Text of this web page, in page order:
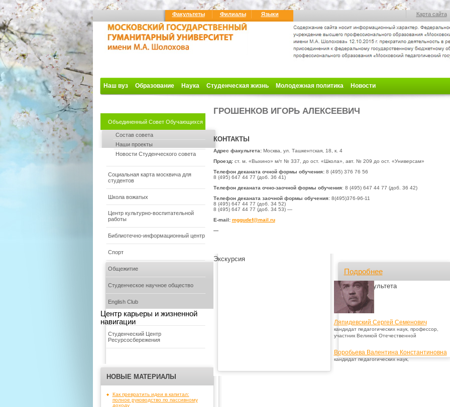
Факультеты Филиалы Языки Карта сайта
Наш вуз Образование Наука Студенческая жизнь Молодежная политика Новости
Объединенный Совет Обучающихся
Состав совета
Наши проекты
Новости Студенческого совета
Социальная карта москвича для
студентов
Школа вожатых
Центр культурно-воспитательной
работы
Библиотечно-информационный центр
Спорт
Общежитие
Студенческое научное общество
English Club
Центр карьеры и жизненной
навигации
Студенческий Центр
Ресурсосбережения
НОВЫЕ МАТЕРИАЛЫ
Как превратить идеи в капитал:
полное руководство по пассивному
доходу
ГРОШЕНКОВ ИГОРЬ АЛЕКСЕЕВИЧ
КОНТАКТЫ
Адрес факультета:Москва, ул. Ташкентская, 18, к. 4
Проезд:ст. м. «Выхино» м/т № 337, до ост. «Школа», авт. № 209 до ост. «Универсам»
Телефон деканата очной формы обучения: 8 (495) 376 76 56
8 (495) 647 44 77 (доб. 36 41)
Телефон деканата очно-заочной формы обучения: 8 (495) 647 44 77 (доб. 36 42)
Телефон деканата заочной формы обучения: 8(495)376-96-11
8 (495) 647 44 77 (доб. 34 52)
8 (495) 647 44 77 (доб. 34 53)—
E-mail: mggudef@mail.ru
—
Экскурсия
Подробнее
Лица факультета
Ляпидевский Сергей Семенович
кандидат педагогических наук, профессор,
участник Великой Отечественной
Воробьева Валентина Константиновна
кандидат педагогических наук,